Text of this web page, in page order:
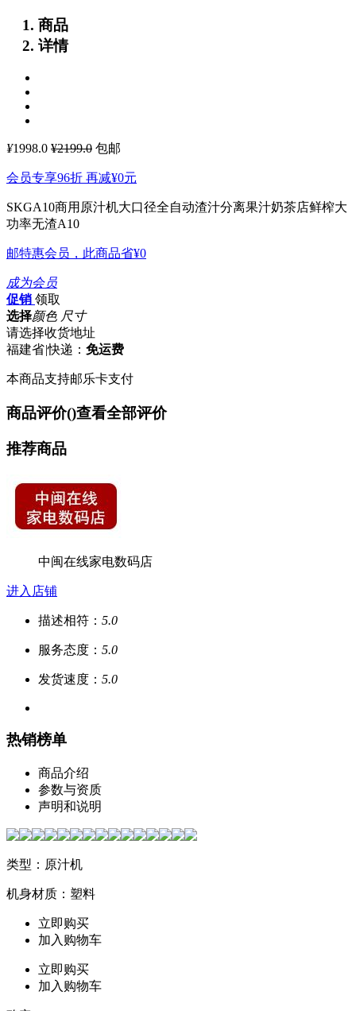
商品
详情
¥1998.0 ¥2199.0 包邮
会员专享96折 再减¥0元
SKGA10商用原汁机大口径全自动渣汁分离果汁奶茶店鲜榨大
功率无渣A10
邮特惠会员，此商品省¥0
成为会员
促销 领取
选择颜色 尺寸
请选择收货地址
福建省|快递： 免运费
本商品支持邮乐卡支付
商品评价()查看全部评价
推荐商品
中闽在线家电数码店
进入店铺
描述相符： 5.0
服务态度： 5.0
发货速度： 5.0
热销榜单
商品介绍
参数与资质
声明和说明
类型：原汁机
机身材质：塑料
立即购买
加入购物车
立即购买
加入购物车